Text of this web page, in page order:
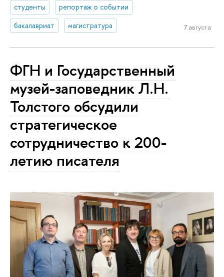
студенты
репортаж о событии
бакалавриат
магистратура 7 августа
ФГН и Государственный
музей-заповедник Л.Н.
Толстого обсудили
стратегическое
сотрудничество к 200-
летию писателя